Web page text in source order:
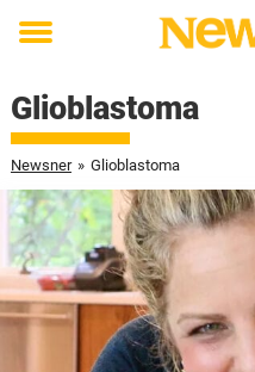
Toggle
Glioblastoma
Newsner » Glioblastoma